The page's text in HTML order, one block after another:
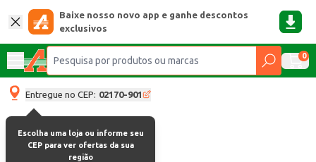
Baixe nosso novo app e ganhe descontos
exclusivos
0
Entregue no CEP: 02170-901
Escolha uma loja ou informe seu
CEP para ver ofertas da sua
região
Padaria-e-matinais